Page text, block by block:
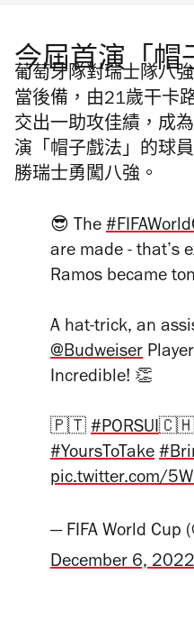
今屆首演「帽
葡萄牙隊對瑞士隊八
當後備，由21歲干卡
交出一助攻佳績，成
演「帽子戲法」的球
勝瑞士勇闖八強。
😎 The
are made - that’s
Ramos became
A hat-trick, an
@Budweiser
Incredible! 👏
🇵🇹 #PORSUI🇨🇭
#YoursToTake
pic.twitter.com/
— FIFA World Cup
December 6, 2022